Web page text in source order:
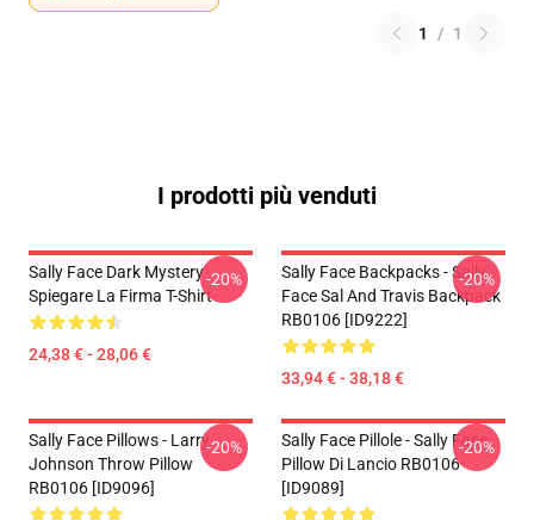
1 / 1
I prodotti più venduti
Sally Face Dark Mystery
Spiegare La Firma T-Shirt
24,38 € - 28,06 €
-20%
Sally Face Backpacks - Sally
Face Sal And Travis Backpack
RB0106 [ID9222]
33,94 € - 38,18 €
-20%
Sally Face Pillows - Larry
Johnson Throw Pillow
RB0106 [ID9096]
-20%
Sally Face Pillole - Sally Face
Pillow Di Lancio RB0106
[ID9089]
-20%